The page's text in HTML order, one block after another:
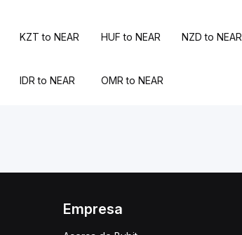
KZT to NEAR HUF to NEAR NZD to NEAR
IDR to NEAR OMR to NEAR
Empresa